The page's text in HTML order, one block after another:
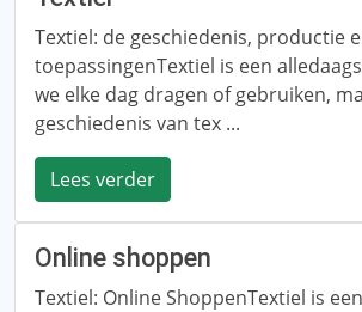
Textiel: de geschiedenis, productie
toepassingenTextiel is een
we elke dag dragen of gebruiken,
geschiedenis van tex ...
Lees verder
Online shoppen
Textiel: Online ShoppenTextiel is